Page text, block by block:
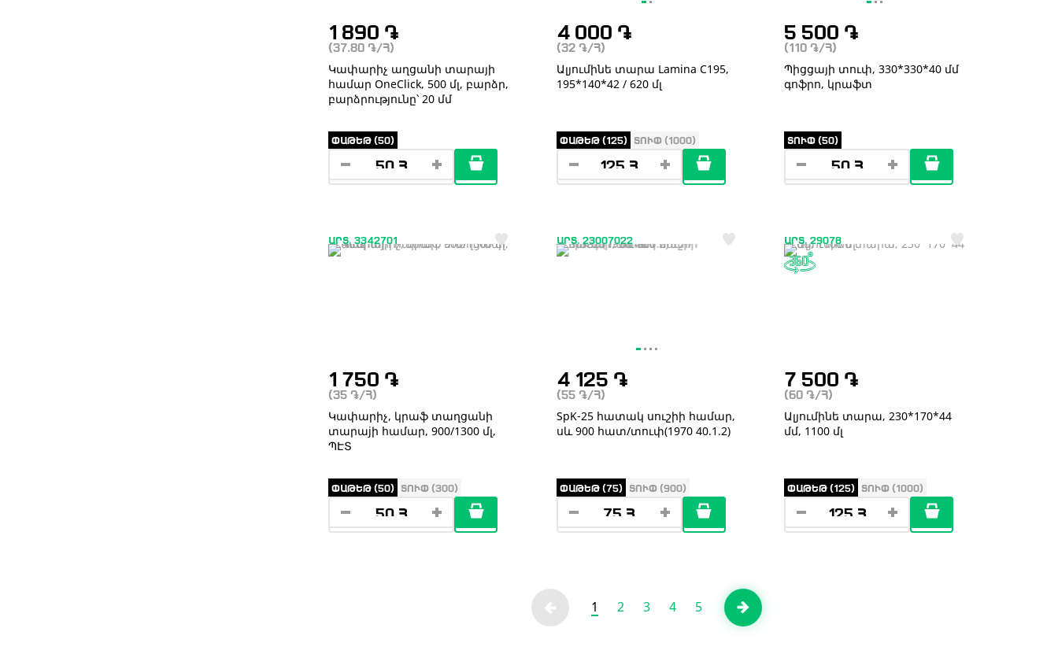
1 890 ֏
(37.80 ֏ /Հ)
Կափարիչ աղցանի տարայի
համար OneClick, 500 մլ, բարձր,
բարձրությունը՝ 20 մմ
ՓԱԹԵԹ (50)
4 000 ֏
(32 ֏/Հ)
Ալյումինե տարա Lamina C195,
195*140*42 / 620 մլ
ՓԱԹԵԹ (125) ՏՈՒՓ (1000)
5 500 ֏
(110֏ /Հ)
Պիցցայի տուփ, 330*330*40 մմ
գոֆրո, կրաֆտ
ՏՈՒՓ (50)
ԱՐՏ. 3342701
1 750 ֏
(35 ֏ /Հ)
Կափարիչ, կրաֆ տաղցանի
տարաjի համար, 900/1300 մլ,
ՊԷՏ
ՓԱԹԵԹ (50) ՏՈՒՓ (300)
ԱՐՏ. 23007022
4 125 ֏
(55 ֏/Հ)
SpK-25 հատակ սուշիի համար,
սև 900 հատ/տուփ(1970 40.1.2)
ՓԱԹԵԹ (75) ՏՈՒՓ (900)
ԱՐՏ. 29078
7 500 ֏
(60֏ /Հ)
Ալյումինե տարա, 230*170*44
մմ, 1100 մլ
ՓԱԹԵԹ (125) ՏՈՒՓ (1000)
1 2 3 4 5